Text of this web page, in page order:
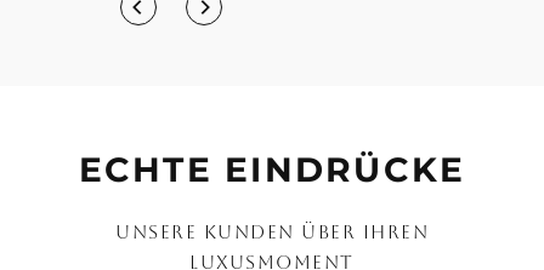
ECHTE EINDRÜCKE
UNSERE KUNDEN ÜBER IHREN
LUXUSMOMENT